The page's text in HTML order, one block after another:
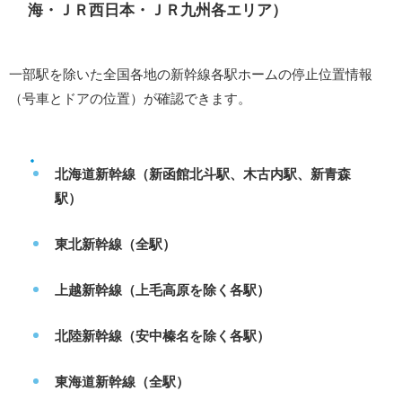
海・ＪＲ西日本・ＪＲ九州各エリア）
一部駅を除いた全国各地の新幹線各駅ホームの停止位置情報
（号車とドアの位置）が確認できます。
北海道新幹線（新函館北斗駅、木古内駅、新青森
駅）
東北新幹線（全駅）
上越新幹線（上毛高原を除く各駅）
北陸新幹線（安中榛名を除く各駅）
東海道新幹線（全駅）